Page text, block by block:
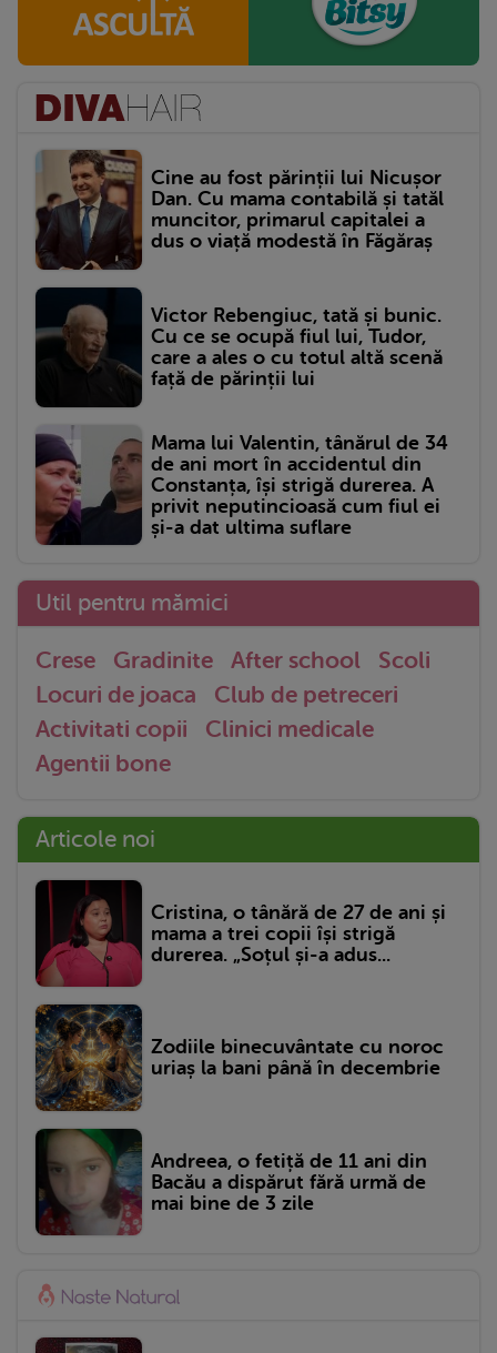
Cine au fost părinții lui Nicușor
Dan. Cu mama contabilă și tatăl
muncitor, primarul capitalei a
dus o viață modestă în Făgăraș
Victor Rebengiuc, tată și bunic.
Cu ce se ocupă fiul lui, Tudor,
care a ales o cu totul altă scenă
față de părinții lui
Mama lui Valentin, tânărul de 34
de ani mort în accidentul din
Constanța, își strigă durerea. A
privit neputincioasă cum fiul ei
și-a dat ultima suflare
Util pentru mămici
Crese Gradinite After school
Scoli
Locuri de joaca
Club de petreceri
Activitati copii
Clinici medicale
Agentii bone
Articole noi
Cristina, o tânără de 27 de ani și
mama a trei copii își strigă
durerea. „Soțul și-a adus...
Zodiile binecuvântate cu noroc
uriaș la bani până în decembrie
Andreea, o fetiță de 11 ani din
Bacău a dispărut fără urmă de
mai bine de 3 zile